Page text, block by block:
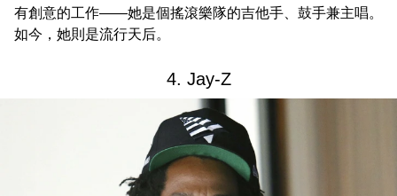
有創意的工作——她是個搖滾樂隊的吉他手、鼓手兼主唱。
如今，她則是流行天后。
4. Jay-Z